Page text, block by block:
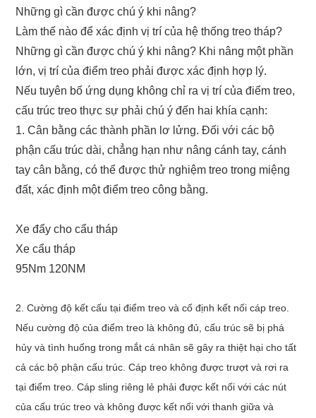
Những gì cần được chú ý khi nâng?
Làm thế nào để xác định vị trí của hệ thống treo tháp?
Những gì cần được chú ý khi nâng? Khi nâng một phần
lớn, vị trí của điểm treo phải được xác định hợp lý.
Nếu tuyên bố ứng dụng không chỉ ra vị trí của điểm treo,
cấu trúc treo thực sự phải chú ý đến hai khía cạnh:
1. Cân bằng các thành phần lơ lửng. Đối với các bộ
phận cấu trúc dài, chẳng hạn như nâng cánh tay, cánh
tay cân bằng, có thể được thử nghiệm treo trong miệng
đất, xác định một điểm treo công bằng.
Xe đẩy cho cẩu tháp
Xe cẩu tháp
95Nm 120NM
2. Cường độ kết cấu tại điểm treo và cố định kết nối cáp treo.
Nếu cường độ của điểm treo là không đủ, cấu trúc sẽ bị phá
hủy và tình huống trong mắt cá nhân sẽ gây ra thiệt hại cho tất
cả các bộ phận cấu trúc. Cáp treo không được trượt và rơi ra
tại điểm treo. Cáp sling riêng lẻ phải được kết nối với các nút
của cấu trúc treo và không được kết nối với thanh giữa và